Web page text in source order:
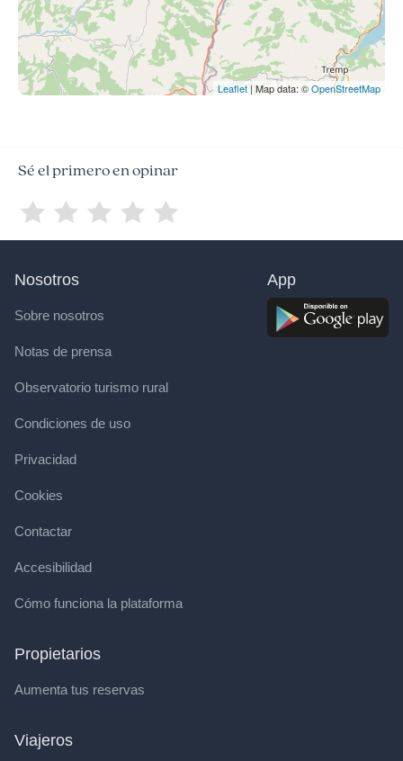
Leaflet | Map data: ©OpenStreetMap
Sé el primero en opinar
Nosotros
Sobre nosotros
Notas de prensa
Observatorio turismo rural
Condiciones de uso
Privacidad
Cookies
Contactar
Accesibilidad
Cómo funciona la plataforma
Propietarios
Aumenta tus reservas
Viajeros
App